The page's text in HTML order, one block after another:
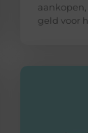
geld voor